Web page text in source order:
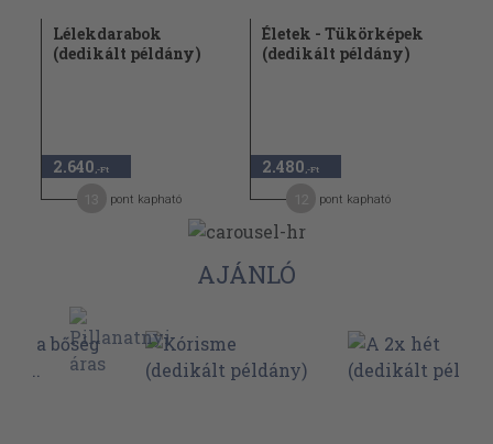
Lélekdarabok
(dedikált példány)
2.640 ,-Ft
pont kapható
Életek - Tükörképek
(dedikált példány)
2.480 ,-Ft
pont kapható
AJÁNLÓ